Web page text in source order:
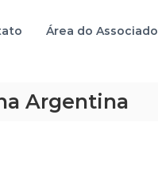
Área do Associado
Argentina